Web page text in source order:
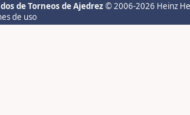
de Torneos de Ajedrez © 2006-2026 Heinz
de uso